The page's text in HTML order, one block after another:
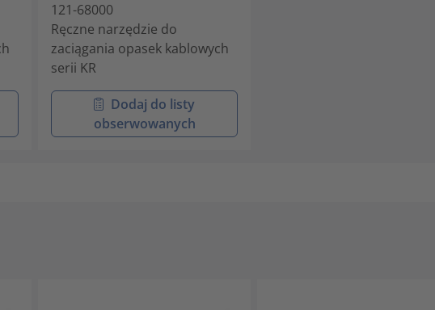
121-68000
Ręczne narzędzie do
zaciągania opasek kablowych
serii KR
Dodaj do listy
obserwowanych